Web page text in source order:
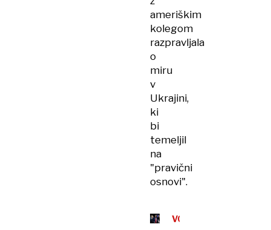
ameriškim
kolegom
razpravljala
o
miru
v
Ukrajini,
ki
bi
temeljil
na
"pravični
osnovi".
VOJNA